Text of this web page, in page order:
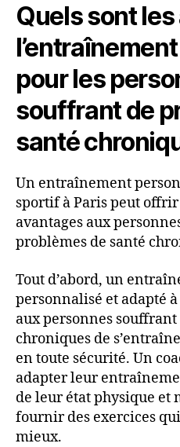
Quels sont
pour les
souffrant de
santé
Un entraînement
sportif à Paris peut
avantages aux
problèmes de santé
Tout d’abord, un
personnalisé et adapté
aux personnes
chroniques de
en toute sécurité. Un
adapter leur
de leur état physique et
fournir des exercices
mieux.